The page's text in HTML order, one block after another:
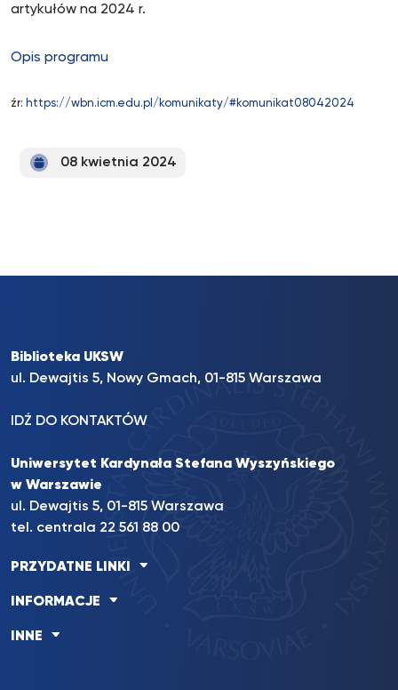
artykułów na 2024 r.
Opis programu
źr: https://wbn.icm.edu.pl/komunikaty/#komunikat08042024
08 kwietnia 2024
Biblioteka UKSW
ul. Dewajtis 5, Nowy Gmach, 01-815 Warszawa
IDŹ DO KONTAKTÓW
Uniwersytet Kardynała Stefana Wyszyńskiego
w Warszawie
ul. Dewajtis 5, 01-815 Warszawa
tel. centrala 22 561 88 00
PRZYDATNE LINKI
INFORMACJE
INNE